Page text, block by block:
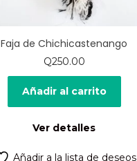
Faja de Chichicastenango
Q250.00
Añadir al carrito
Ver detalles
Añadir a la lista de deseos